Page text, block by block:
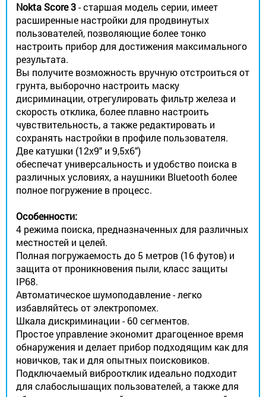
Nokta Score3- старшая модель серии, имеет
расширенные настройки для продвинутых
пользователей, позволяющие более тонко
настроить прибор для достижения максимального
результата.
Вы получите возможность вручную отстроиться от
грунта, выборочно настроить маску
дисриминации, отрегулировать фильтр железа и
скорость отклика, более плавно настроить
чувствительность, а также редактировать и
сохранять настройки в профиле пользователя.
Две катушки (12x9" и 9,5x6")
обеспечат универсальность и удобство поиска в
различных условиях, а наушники Bluetooth более
полное погружение в процесс.
Особенности:
4 режима поиска, предназначенных для различных
местностей и целей.
Полная погружаемость до 5 метров (16 футов) и
защита от проникновения пыли, класс защиты
IP68.
Автоматическое шумоподавление - легко
избавляйтесь от электропомех.
Шкала дискриминации - 60 сегментов.
Простое управление экономит драгоценное время
обнаружения и делает прибор подходящим как для
новичков, так и для опытных поисковиков.
Подключаемый виброотклик идеально подходит
для слабослышащих пользователей, а также для